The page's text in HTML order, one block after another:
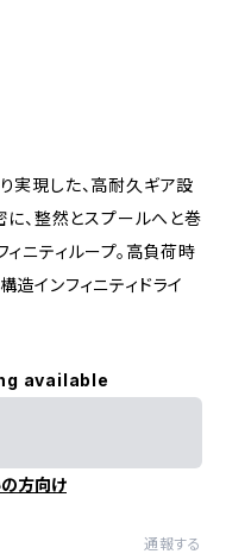
実現した、高耐久ギア設
に、整然とスプールへと巻
ニティループ。高負荷時
インフィニティドライ
available
方向け
通報する